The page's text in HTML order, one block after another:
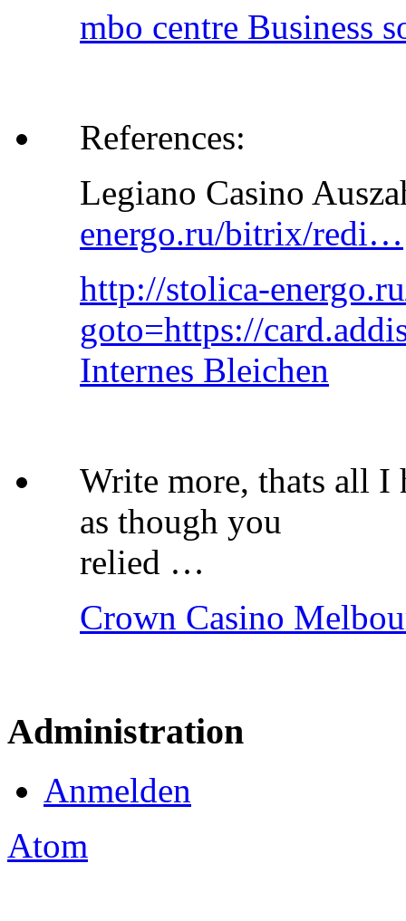
mbo centre Business
References:
Legiano Casino
energo.ru/bitrix/redi…
http://stolica-
goto=https://
Internes Bleichen
Write more, thats all I
as though you
relied …
Crown Casino
Administration
Anmelden
Atom